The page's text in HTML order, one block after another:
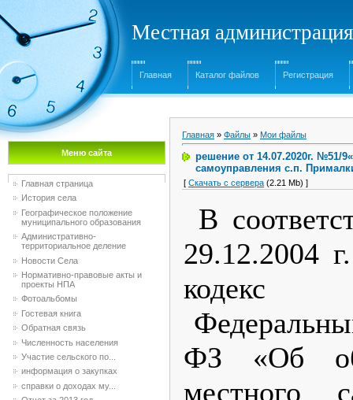
Местная
Главная Каталог файлов Регистрация
Меню сайта
Главная страница
История села
Географическое положение
муниципального образования
Административно-
территориальное деление
Новости Села
Нормативно-правовые акты и
проекты НПА
Фотоальбомы
Гостевая книга
Обратная связь
Численность населения
Участие сельского по...
информация о закупках
справки о доходах му...
Главная » Файлы » Мои файлы
решение от 14.07.2020г. №51/
самоуправления с.п.
[ Скачать с сервера (2.21 Mb) ]
В
29.12.2004
кодекс
ФЗ «Об
местного